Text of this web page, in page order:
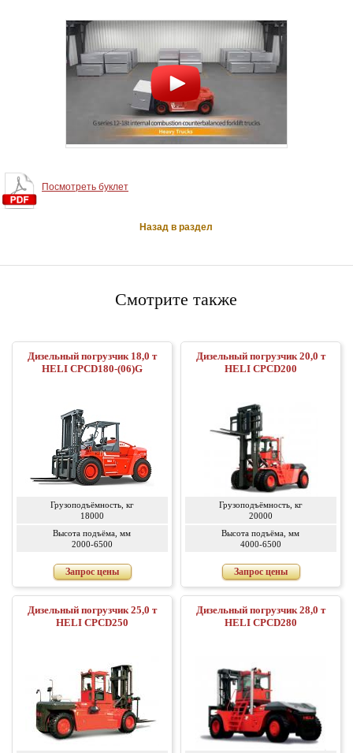
Посмотреть буклет
Назад в раздел
Смотрите также
Дизельный погрузчик 18,0 т
HELI CPCD180-(06)G
Грузоподъёмность, кг
18000
Высота подъёма, мм
2000-6500
Запрос цены
Дизельный погрузчик 20,0 т
HELI CPCD200
Грузоподъёмность, кг
20000
Высота подъёма, мм
4000-6500
Запрос цены
Дизельный погрузчик 25,0 т
HELI CPCD250
Дизельный погрузчик 28,0 т
HELI CPCD280